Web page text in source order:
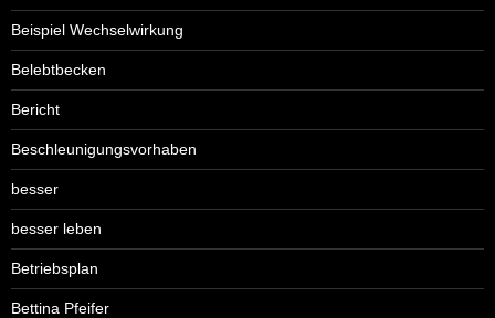
Beispiel Wechselwirkung
Belebtbecken
Bericht
Beschleunigungsvorhaben
besser
besser leben
Betriebsplan
Bettina Pfeifer